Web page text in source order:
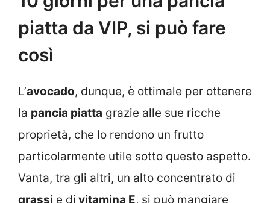
piatta da VIP, si può fare
così
L’avocado, dunque, è ottimale per ottenere
la pancia piatta grazie alle sue ricche
proprietà, che lo rendono un frutto
particolarmente utile sotto questo aspetto.
Vanta, tra gli altri, un alto concentrato di
grassi e di vitamina E, si può mangiare